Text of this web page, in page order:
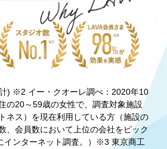
) ※2 イー・クオーレ調べ：2020年10
の20～59歳の女性で、調査対象施設
ネス）を現在利用している方（施設の
、会員数において上位の会社をピック
インターネット調査。）※3 東京商工